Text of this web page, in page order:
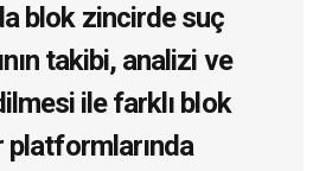
blok zincirde suç
takibi, analizi ve
ile farklı blok
platformlarında